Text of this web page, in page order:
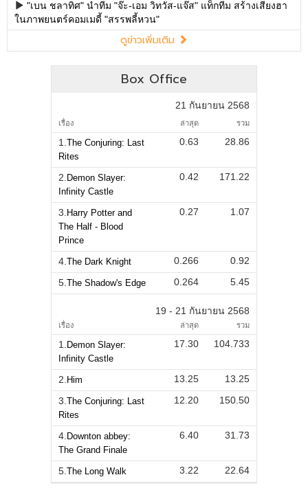
"เบน ชลาทิศ" นำทีม "จ๊ะ-เอม วิทวัส-แจ๊ส" แท็กทีม สร้างเสียงฮา
ในภาพยนตร์คอมเมดี้ "สรรพลี้หวน"
ดูข่าวเพิ่มเติม
Box Office
21 กันยายน 2568
เรื่อง ล่าสุด รวม
1. The Conjuring: Last
Rites
0.63 28.86
2. Demon Slayer:
Infinity Castle
0.42 171.22
3. Harry Potter and
The Half - Blood
Prince
0.27 1.07
4. The Dark Knight 0.266
0.92
5. The Shadow's Edge 0.264 5.45
19 - 21 กันยายน 2568
เรื่อง ล่าสุด รวม
1. Demon Slayer:
Infinity Castle
17.30 104.733
2. Him 13.25
13.25
3. The Conjuring: Last
Rites
12.20 150.50
4. Downton abbey:
The Grand Finale
6.40 31.73
5. The Long Walk 3.22 22.64